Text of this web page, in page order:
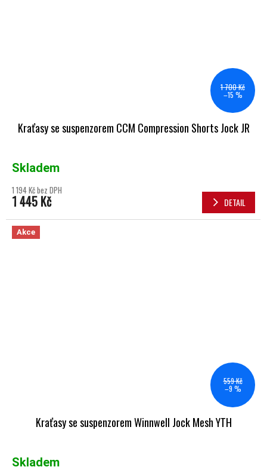
1 700 Kč
–15 %
Kraťasy se suspenzorem CCM Compression Shorts Jock JR
Skladem
1 194 Kč bez DPH
1 445 Kč DETAIL
Akce
559 Kč
–9 %
Kraťasy se suspenzorem Winnwell Jock Mesh YTH
Skladem